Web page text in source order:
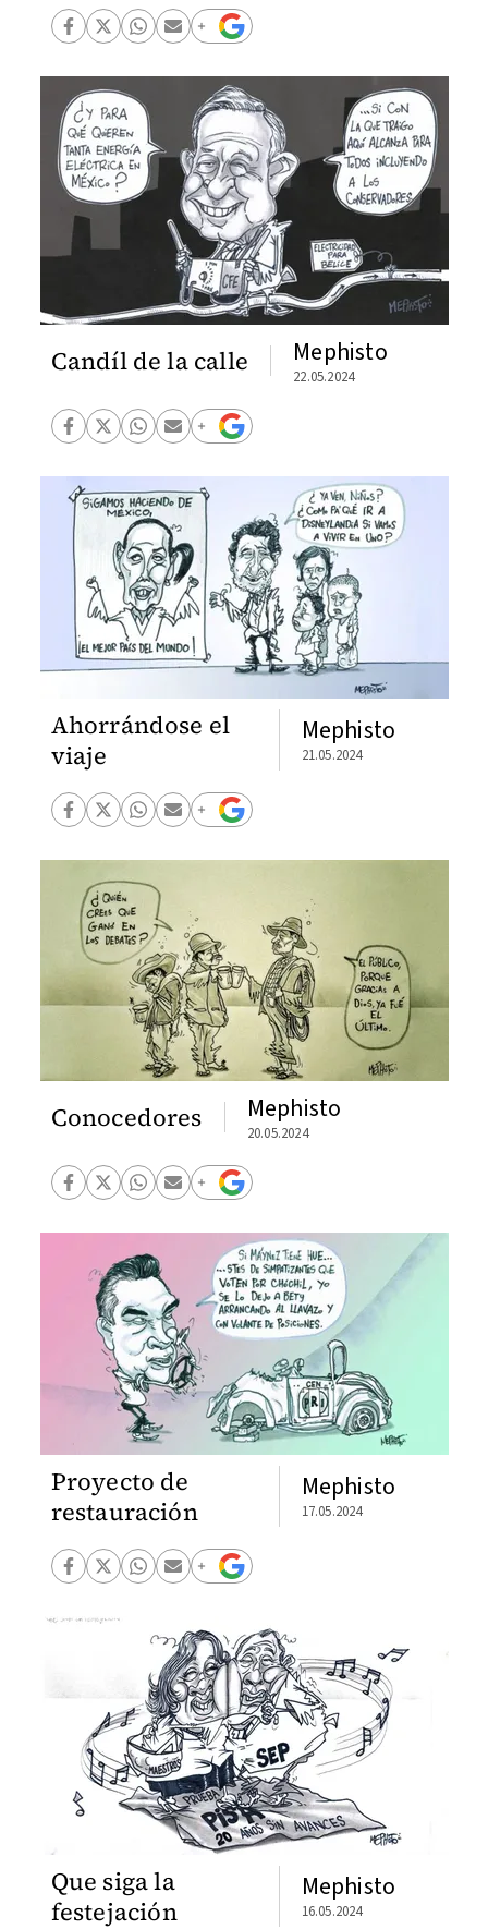
Candíl de la calle Mephisto
22.05.2024
Ahorrándose el
viaje
Mephisto
21.05.2024
Conocedores Mephisto
20.05.2024
Proyecto de
restauración
Mephisto
17.05.2024
Que siga la
festejación
Mephisto
16.05.2024